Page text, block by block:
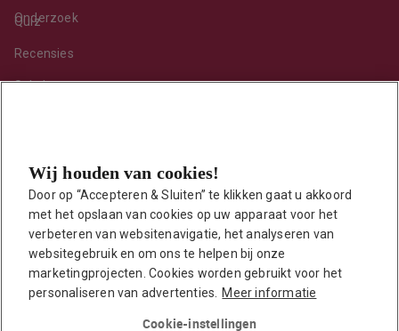
Onderzoek
Quiz
Recensies
Sekshoroscoop
Toy van de maand
Vraag ’t onze seksuoloog
Interessante links
Seksuologen in Nederland
Erotisch verhaal insturen
Wij houden van cookies!
Door op “Accepteren & Sluiten” te klikken gaat u akkoord
met het opslaan van cookies op uw apparaat voor het
verbeteren van websitenavigatie, het analyseren van
websitegebruik en om ons te helpen bij onze
marketingprojecten. Cookies worden gebruikt voor het
personaliseren van advertenties. Meer informatie
Cookie-instellingen